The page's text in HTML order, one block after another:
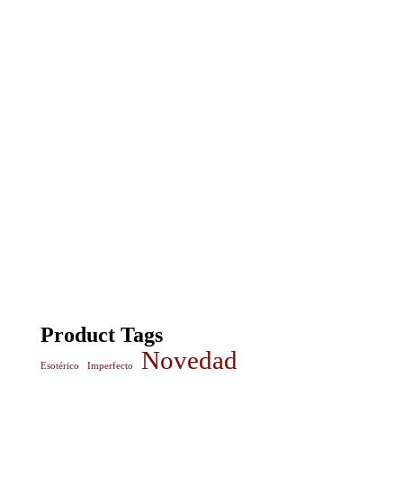
Product Tags
Esotérico Imperfecto Novedad